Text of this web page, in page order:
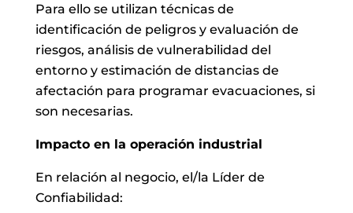
Para ello se utilizan técnicas de
identificación de peligros y evaluación de
riesgos, análisis de vulnerabilidad del
entorno y estimación de distancias de
afectación para programar evacuaciones, si
son necesarias.
Impacto en la operación industrial
En relación al negocio, el/la Líder de
Confiabilidad: